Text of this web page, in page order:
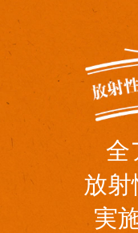
全
放射
実